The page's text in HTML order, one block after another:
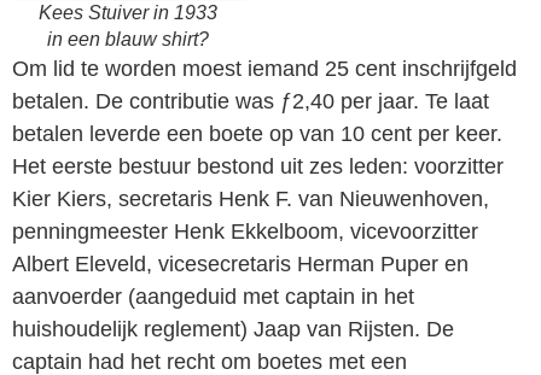
Kees Stuiver in 1933
in een blauw shirt?
Om lid te worden moest iemand 25 cent inschrijfgeld
betalen. De contributie was ƒ2,40 per jaar. Te laat
betalen leverde een boete op van 10 cent per keer.
Het eerste bestuur bestond uit zes leden: voorzitter
Kier Kiers, secretaris Henk F. van Nieuwenhoven,
penningmeester Henk Ekkelboom, vicevoorzitter
Albert Eleveld, vicesecretaris Herman Puper en
aanvoerder (aangeduid met captain in het
huishoudelijk reglement) Jaap van Rijsten. De
captain had het recht om boetes met een